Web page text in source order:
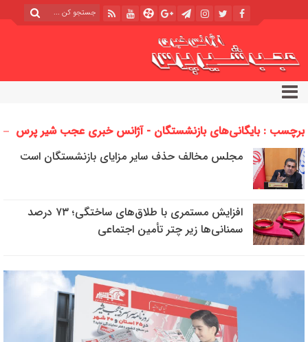
برچسب : بایگانی‌های بازنشستگان - آژانس خبری عجب شیر پرس
مجلس مخالف حذف سایر مزایای بازنشستگان است
افزایش مستمری با طلاق‌های ساختگی؛ ۷۳ درصد
سمنانی‌ها زیر چتر تأمین اجتماعی